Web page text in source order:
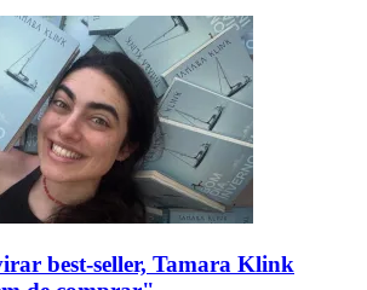
best-seller, Tamara Klink